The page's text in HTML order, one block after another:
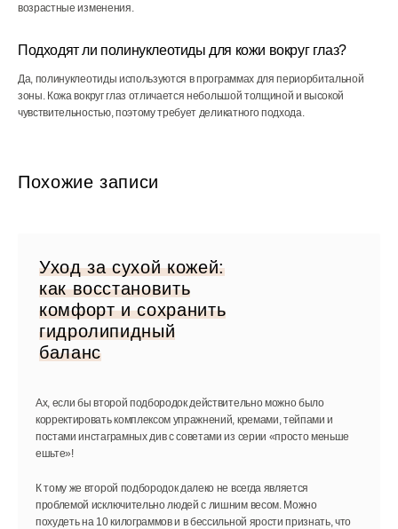
возрастные изменения.
Подходят ли полинуклеотиды для кожи вокруг глаз?
Да, полинуклеотиды используются в программах для периорбитальной
зоны. Кожа вокруг глаз отличается небольшой толщиной и высокой
чувствительностью, поэтому требует деликатного подхода.
Похожие записи
Уход за сухой кожей:
как восстановить
комфорт и сохранить
гидролипидный
баланс
Ах, если бы второй подбородок действительно можно было
корректировать комплексом упражнений, кремами, тейпами и
постами инстаграмных див с советами из серии «просто меньше
ешьте»!
К тому же второй подбородок далеко не всегда является
проблемой исключительно людей с лишним весом. Можно
похудеть на 10 килограммов и в бессильной ярости признать, что